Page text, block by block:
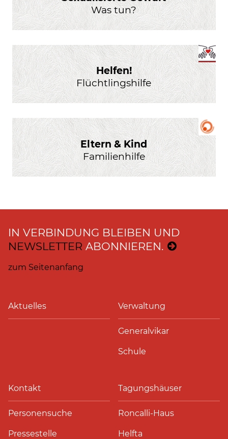
Was tun?
Helfen!
Flüchtlingshilfe
Eltern & Kind
Familienhilfe
IN VERBINDUNG BLEIBEN UND
NEWSLETTER ABONNIEREN.
zum Seitenanfang
Aktuelles Verwaltung
Generalvikar
Schule
Kontakt
Personensuche
Pressestelle
Tagungshäuser
Roncalli-Haus
Helfta